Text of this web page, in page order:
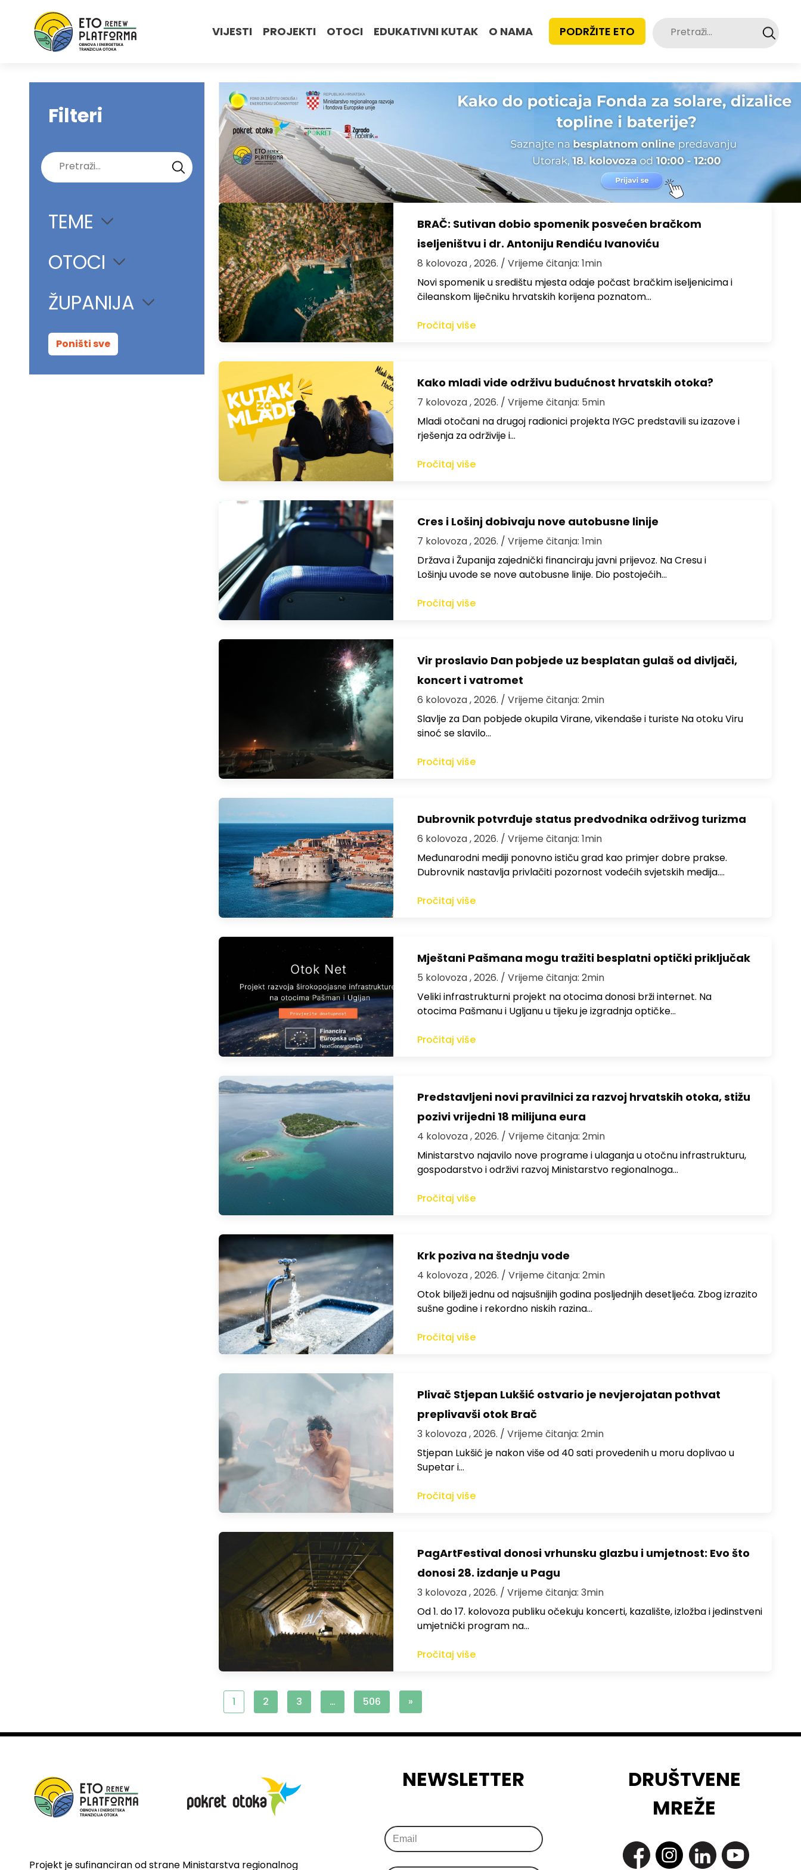
VIJESTI PROJEKTI OTOCI EDUKATIVNI KUTAK O NAMA PODRŽITE ETO Pretraži:
Filteri
Pretraži:
TEME
OTOCI
ŽUPANIJA
Poništi sve
BRAČ: Sutivan dobio spomenik posvećen bračkom
iseljeništvu i dr. Antoniju Rendiću Ivanoviću
8 kolovoza , 2026. / Vrijeme čitanja: 1min
Novi spomenik u središtu mjesta odaje počast bračkim iseljenicima i
čileanskom liječniku hrvatskih korijena poznatom…
Pročitaj više
Kako mladi vide održivu budućnost hrvatskih otoka?
7 kolovoza , 2026. / Vrijeme čitanja: 5min
Mladi otočani na drugoj radionici projekta IYGC predstavili su izazove i
rješenja za održivije i…
Pročitaj više
Cres i Lošinj dobivaju nove autobusne linije
7 kolovoza , 2026. / Vrijeme čitanja: 1min
Država i Županija zajednički financiraju javni prijevoz. Na Cresu i
Lošinju uvode se nove autobusne linije. Dio postojećih…
Pročitaj više
Vir proslavio Dan pobjede uz besplatan gulaš od divljači,
koncert i vatromet
6 kolovoza , 2026. / Vrijeme čitanja: 2min
Slavlje za Dan pobjede okupila Virane, vikendaše i turiste Na otoku Viru
sinoć se slavilo…
Pročitaj više
Dubrovnik potvrđuje status predvodnika održivog turizma
6 kolovoza , 2026. / Vrijeme čitanja: 1min
Međunarodni mediji ponovno ističu grad kao primjer dobre prakse.
Dubrovnik nastavlja privlačiti pozornost vodećih svjetskih medija.…
Pročitaj više
Mještani Pašmana mogu tražiti besplatni optički priključak
5 kolovoza , 2026. / Vrijeme čitanja: 2min
Veliki infrastrukturni projekt na otocima donosi brži internet. Na
otocima Pašmanu i Ugljanu u tijeku je izgradnja optičke…
Pročitaj više
Predstavljeni novi pravilnici za razvoj hrvatskih otoka, stižu
pozivi vrijedni 18 milijuna eura
4 kolovoza , 2026. / Vrijeme čitanja: 2min
Ministarstvo najavilo nove programe i ulaganja u otočnu infrastrukturu,
gospodarstvo i održivi razvoj Ministarstvo regionalnoga…
Pročitaj više
Krk poziva na štednju vode
4 kolovoza , 2026. / Vrijeme čitanja: 2min
Otok bilježi jednu od najsušnijih godina posljednjih desetljeća. Zbog izrazito
sušne godine i rekordno niskih razina…
Pročitaj više
Plivač Stjepan Lukšić ostvario je nevjerojatan pothvat
preplivavši otok Brač
3 kolovoza , 2026. / Vrijeme čitanja: 2min
St​jepan Lukšić je nakon više od 40 sati provedenih u moru doplivao u
Supetar i…
Pročitaj više
PagArtFestival donosi vrhunsku glazbu i umjetnost: Evo što
donosi 28. izdanje u Pagu
3 kolovoza , 2026. / Vrijeme čitanja: 3min
Od 1. do 17. kolovoza publiku očekuju koncerti, kazalište, izložba i jedinstveni
umjetnički program na…
Pročitaj više
1 2 3 … 506 »
Projekt je sufinanciran od strane Ministarstva regionalnog
NEWSLETTER
DRUŠTVENE
MREŽE